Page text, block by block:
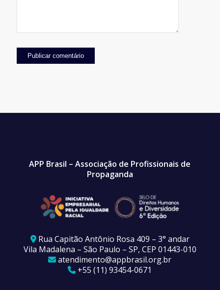
APP Brasil – Associação de Profissionais de
Propaganda
Rua Capitão Antônio Rosa 409 – 3° andar
Vila Madalena – São Paulo – SP, CEP 01443-010
atendimento@appbrasil.org.br
+55 (11) 93454-0671